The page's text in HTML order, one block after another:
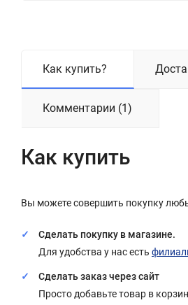
Как купить?
Комментарии (1)
Как купить
Вы можете совершить покупку
Сделать покупку в магазине.
Для удобства у нас есть
Сделать заказ через сайт
Просто добавьте товар в